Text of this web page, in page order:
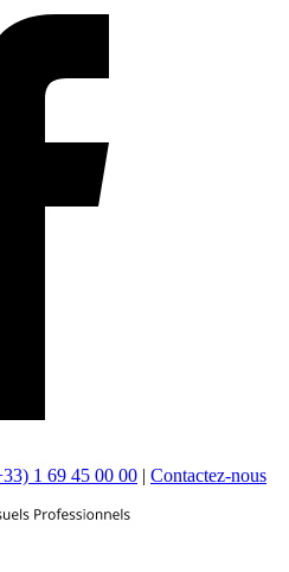
1 69 45 00 00 | Contactez-nous